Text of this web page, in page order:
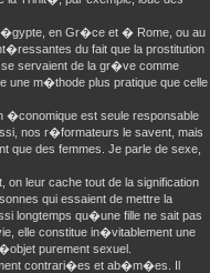
�gypte, en Gr�ce et � Rome, ou au
du fait que la prostitution
servaient de la gr�ve comme
une m�thode plus pratique que celle
�conomique est seule responsable
nos r�formateurs le savent, mais
que des femmes. Je parle de sexe,
leur cache tout de la signification
qui essaient de mettre la
longtemps qu�une fille ne sait pas
elle constitue in�vitablement une
purement sexuel.
contrari�es et ab�m�es. Il